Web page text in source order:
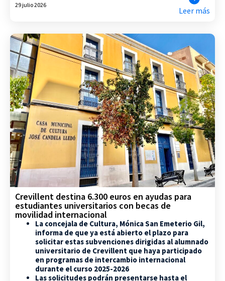
29 julio 2026
Leer más
Crevillent destina 6.300 euros en ayudas para
estudiantes universitarios con becas de
movilidad internacional
La concejala de Cultura, Mónica San Emeterio Gil,
informa de que ya está abierto el plazo para
solicitar estas subvenciones dirigidas al alumnado
universitario de Crevillent que haya participado
en programas de intercambio internacional
durante el curso 2025-2026
Las solicitudes podrán presentarse hasta el